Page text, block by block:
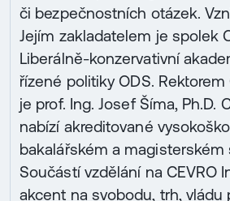
či bezpečnostních otázek.
Jejím zakladatelem je spolek
Liberálně-konzervativní
řízené politiky ODS. Rektorem
je prof. Ing. Josef Šíma, Ph.D.
nabízí akreditované
bakalářském a magisterském
Součástí vzdělání na CEVRO
akcent na svobodu, trh, vládu